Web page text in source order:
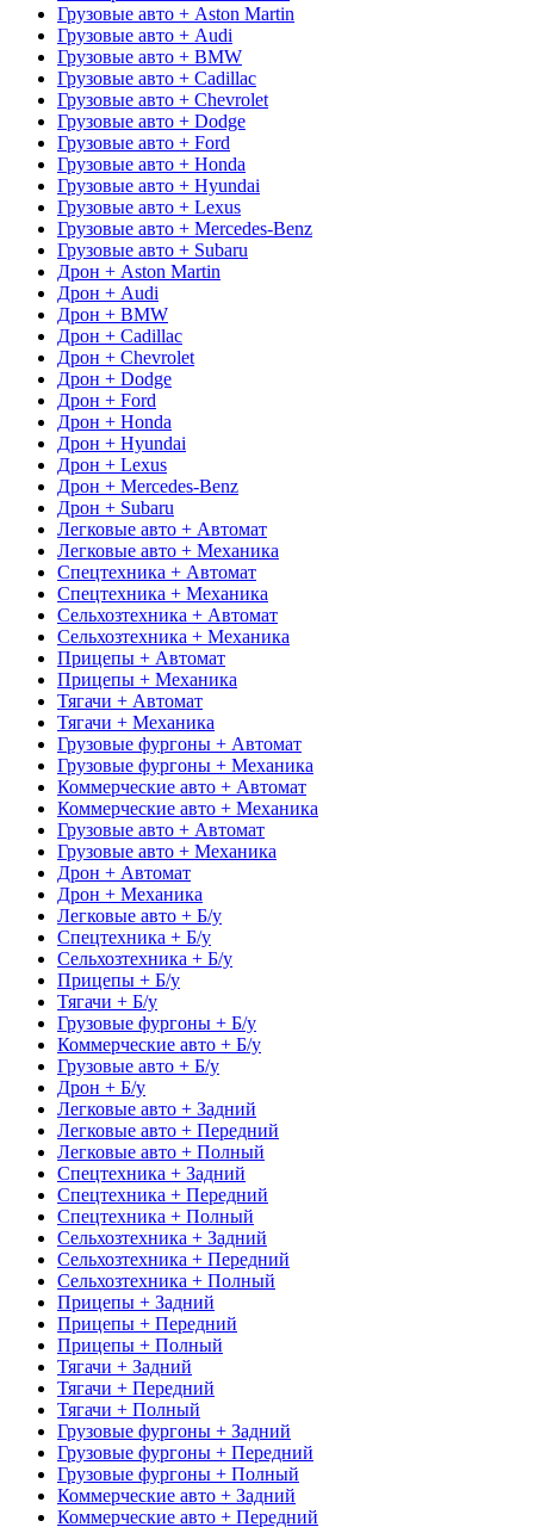
Грузовые авто + Aston Martin
Грузовые авто + Audi
Грузовые авто + BMW
Грузовые авто + Cadillac
Грузовые авто + Chevrolet
Грузовые авто + Dodge
Грузовые авто + Ford
Грузовые авто + Honda
Грузовые авто + Hyundai
Грузовые авто + Lexus
Грузовые авто + Mercedes-Benz
Грузовые авто + Subaru
Дрон + Aston Martin
Дрон + Audi
Дрон + BMW
Дрон + Cadillac
Дрон + Chevrolet
Дрон + Dodge
Дрон + Ford
Дрон + Honda
Дрон + Hyundai
Дрон + Lexus
Дрон + Mercedes-Benz
Дрон + Subaru
Легковые авто + Автомат
Легковые авто + Механика
Спецтехника + Автомат
Спецтехника + Механика
Сельхозтехника + Автомат
Сельхозтехника + Механика
Прицепы + Автомат
Прицепы + Механика
Тягачи + Автомат
Тягачи + Механика
Грузовые фургоны + Автомат
Грузовые фургоны + Механика
Коммерческие авто + Автомат
Коммерческие авто + Механика
Грузовые авто + Автомат
Грузовые авто + Механика
Дрон + Автомат
Дрон + Механика
Легковые авто + Б/у
Спецтехника + Б/у
Сельхозтехника + Б/у
Прицепы + Б/у
Тягачи + Б/у
Грузовые фургоны + Б/у
Коммерческие авто + Б/у
Грузовые авто + Б/у
Дрон + Б/у
Легковые авто + Задний
Легковые авто + Передний
Легковые авто + Полный
Спецтехника + Задний
Спецтехника + Передний
Спецтехника + Полный
Сельхозтехника + Задний
Сельхозтехника + Передний
Сельхозтехника + Полный
Прицепы + Задний
Прицепы + Передний
Прицепы + Полный
Тягачи + Задний
Тягачи + Передний
Тягачи + Полный
Грузовые фургоны + Задний
Грузовые фургоны + Передний
Грузовые фургоны + Полный
Коммерческие авто + Задний
Коммерческие авто + Передний